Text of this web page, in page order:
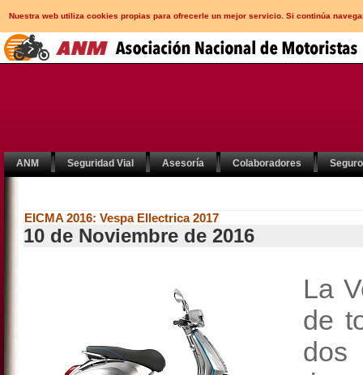
Nuestra web utiliza cookies propias para ofrecerle un mejor servicio. Si continúa
ANM Seguridad Vial Asesoría Colaboradores
EICMA 2016: Vespa Ellectrica 2017
10 de Noviembre de 2016
La
de
dos